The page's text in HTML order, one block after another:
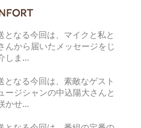
となる今回は、マイクと私と
んから届いたメッセージをじ
しま…
となる今回は、素敵なゲスト
ージシャンの中込陽大さんと
かせ…